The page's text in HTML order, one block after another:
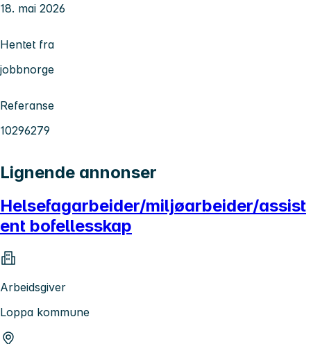
18. mai 2026
Hentet fra
jobbnorge
Referanse
10296279
Lignende annonser
Helsefagarbeider/miljøarbeider/assist
ent bofellesskap
Arbeidsgiver
Loppa kommune